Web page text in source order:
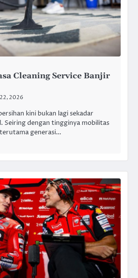
Cleaning Service Banjir
2026
kini bukan lagi sekadar
Seiring dengan tingginya mobilitas
generasi…